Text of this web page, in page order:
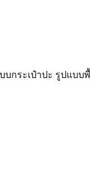
บกระเป๋าปะ รูปแบ